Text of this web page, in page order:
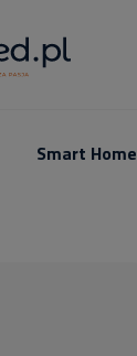
Smart Home